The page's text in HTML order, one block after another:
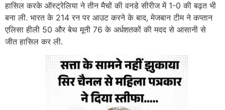
हासिल करके ऑस्ट्रेलिया ने तीन मैचों की वनडे सीरीज में 1-0 की बढ़त भी
बना ली. भारत के 214 रन पर आउट करने के बाद, मेजबान टीम ने कप्तान
एलिसा हीली 50 और बेथ मूनी 76 के अर्धशतकों की मदद से आसानी से
जीत हासिल कर ली.